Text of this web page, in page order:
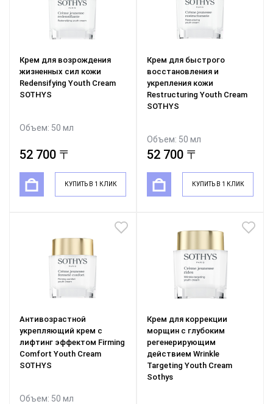
Крем для возрождения
жизненных сил кожи
Redensifying Youth Cream
SOTHYS
Объем: 50 мл
52 700 〒
КУПИТЬ В 1 КЛИК
Крем для быстрого
восстановления и
укрепления кожи
Restructuring Youth Cream
SOTHYS
Объем: 50 мл
52 700 〒
КУПИТЬ В 1 КЛИК
Антивозрастной
укрепляющий крем с
лифтинг эффектом Firming
Comfort Youth Cream
SOTHYS
Объем: 50 мл
Крем для коррекции
морщин с глубоким
регенерирующим
действием Wrinkle
Targeting Youth Cream
Sothys